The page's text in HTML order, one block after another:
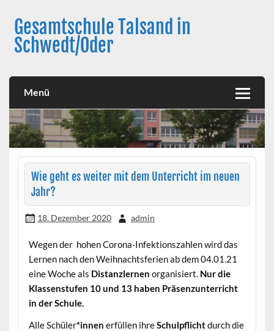
contentGesamtschule Talsand in
Schwedt/Oder
Menü
Wie geht es weiter mit dem Unterricht im neuen
Jahr?
18. Dezember 2020 admin
Wegen der hohen Corona-Infektionszahlen wird das
Lernen nach den Weihnachtsferien ab dem 04.01.21
eine Woche als Distanzlernen organisiert. Nur die
Klassenstufen 10 und 13 haben Präsenzunterricht
in der Schule.
Alle Schüler*innen erfüllen ihreSchulpflichtdurch die